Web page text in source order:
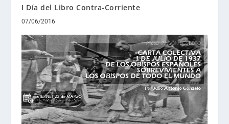
I Día del Libro Contra-Corriente
07/06/2016